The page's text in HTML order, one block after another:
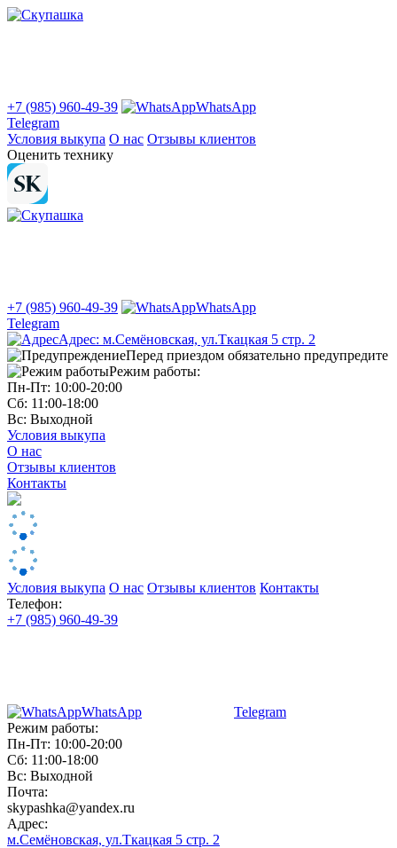
+7 (985) 960-49-39
WhatsApp
Telegram
Условия выкупа О нас Отзывы клиентов
Оценить технику
+7 (985) 960-49-39
WhatsApp
Telegram
Адрес: м.Семёновская, ул.Ткацкая 5 стр. 2
Перед приездом обязательно предупредите
Режим работы:
Пн-Пт: 10:00-20:00
Сб: 11:00-18:00
Вс: Выходной
Условия выкупа
О нас
Отзывы клиентов
Контакты
Условия выкупа О нас Отзывы клиентов Контакты
Телефон:
+7 (985) 960-49-39
WhatsApp
Telegram
Режим работы:
Пн-Пт: 10:00-20:00
Сб: 11:00-18:00
Вс: Выходной
Почта:
skypashka@yandex.ru
Адрес:
м.Семёновская, ул.Ткацкая 5 стр. 2